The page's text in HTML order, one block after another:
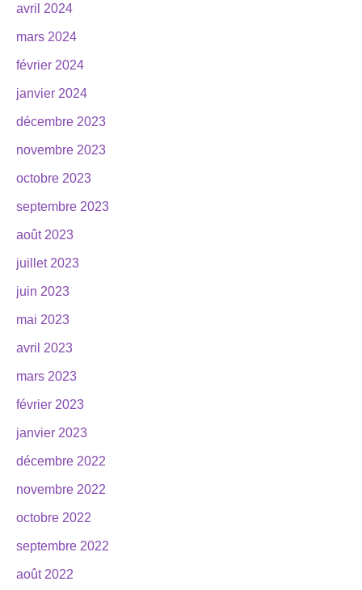
avril 2024
mars 2024
février 2024
janvier 2024
décembre 2023
novembre 2023
octobre 2023
septembre 2023
août 2023
juillet 2023
juin 2023
mai 2023
avril 2023
mars 2023
février 2023
janvier 2023
décembre 2022
novembre 2022
octobre 2022
septembre 2022
août 2022